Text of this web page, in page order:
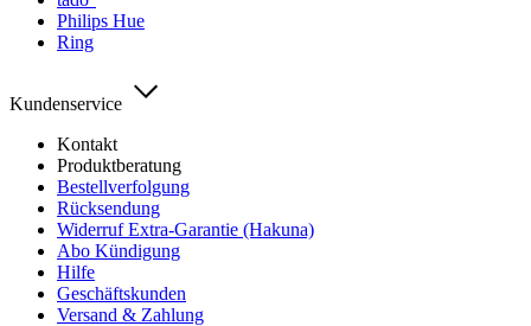
Philips Hue
Ring
Kundenservice
Kontakt
Produktberatung
Bestellverfolgung
Rücksendung
Widerruf Extra-Garantie (Hakuna)
Abo Kündigung
Hilfe
Geschäftskunden
Versand & Zahlung